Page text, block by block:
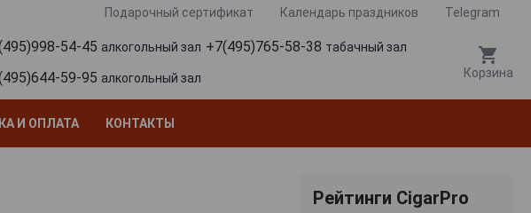
Подарочный сертификат Календарь праздников Telegram
54-45 алкогольный зал +7(495)765-58-38 табачный зал
59-95 алкогольный зал Корзина
И ОПЛАТА КОНТАКТЫ
Рейтинги CigarPro